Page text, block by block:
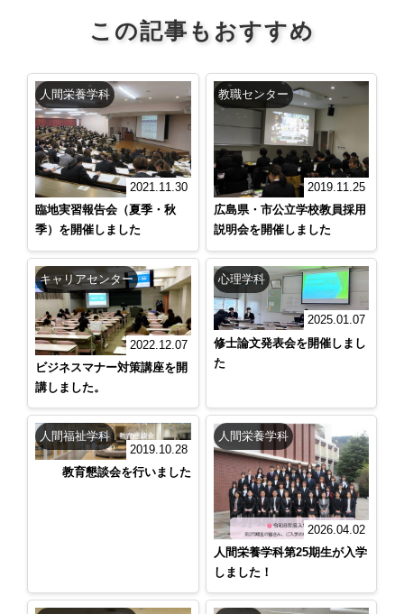
この記事もおすすめ
人間栄養学科
2021.11.30
臨地実習報告会（夏季・秋
季）を開催しました
教職センター
2019.11.25
広島県・市公立学校教員採用
説明会を開催しました
キャリアセンター
2022.12.07
ビジネスマナー対策講座を開
講しました。
心理学科
2025.01.07
修士論文発表会を開催しまし
た
人間福祉学科
2019.10.28
教育懇談会を行いました
人間栄養学科
2026.04.02
人間栄養学科第25期生が入学
しました！